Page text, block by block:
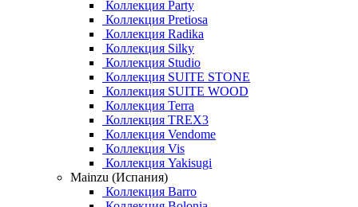
Коллекция Party
Коллекция Pretiosa
Коллекция Radika
Коллекция Silky
Коллекция Studio
Коллекция SUITE STONE
Коллекция SUITE WOOD
Коллекция Terra
Коллекция TREX3
Коллекция Vendome
Коллекция Vis
Коллекция Yakisugi
Mainzu (Испания)
Коллекция Barro